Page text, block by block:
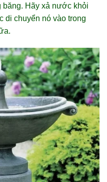
băng. Hãy xả nước khỏi
di chuyển nó vào trong